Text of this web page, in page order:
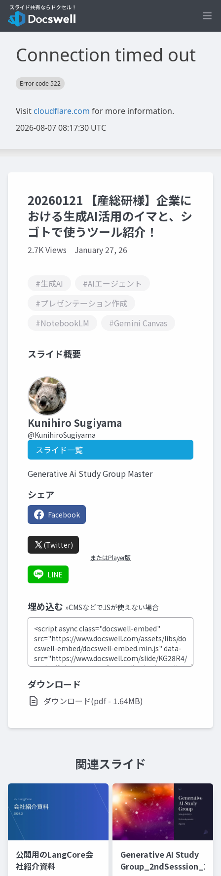
20260121 【産総研様】企業に
おける生成AI活用のイマと、シ
ゴトで使うツール紹介！
2.7K Views January 27, 26
#生成AI
#AIエージェント
#プレゼンテーション作成
#NotebookLM
#Gemini Canvas
スライド概要
Kunihiro Sugiyama
@KunihiroSugiyama
スライド一覧
Generative Ai Study Group Master
シェア
Facebook
(Twitter)
またはPlayer版
LINE
埋め込む »CMSなどでJSが使えない場合
ダウンロード
ダウンロード(pdf - 1.64MB)
関連スライド
公開用のLangCore会
社紹介資料
Generative AI Study